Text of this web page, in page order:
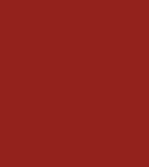
| Tischlerei
Besucher,
Hier können Sie sich
die Zufriedenheit unserer